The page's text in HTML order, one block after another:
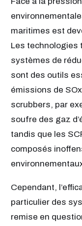
maritimes est
Les technologies
systèmes de
sont des outils
émissions de
scrubbers, par
soufre des gaz
tandis que les
composés
Cependant,
particulier des
remise en